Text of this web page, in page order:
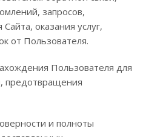
запросов,
оказания услуг,
от Пользователя.
Пользователя для
предотвращения
и полноты